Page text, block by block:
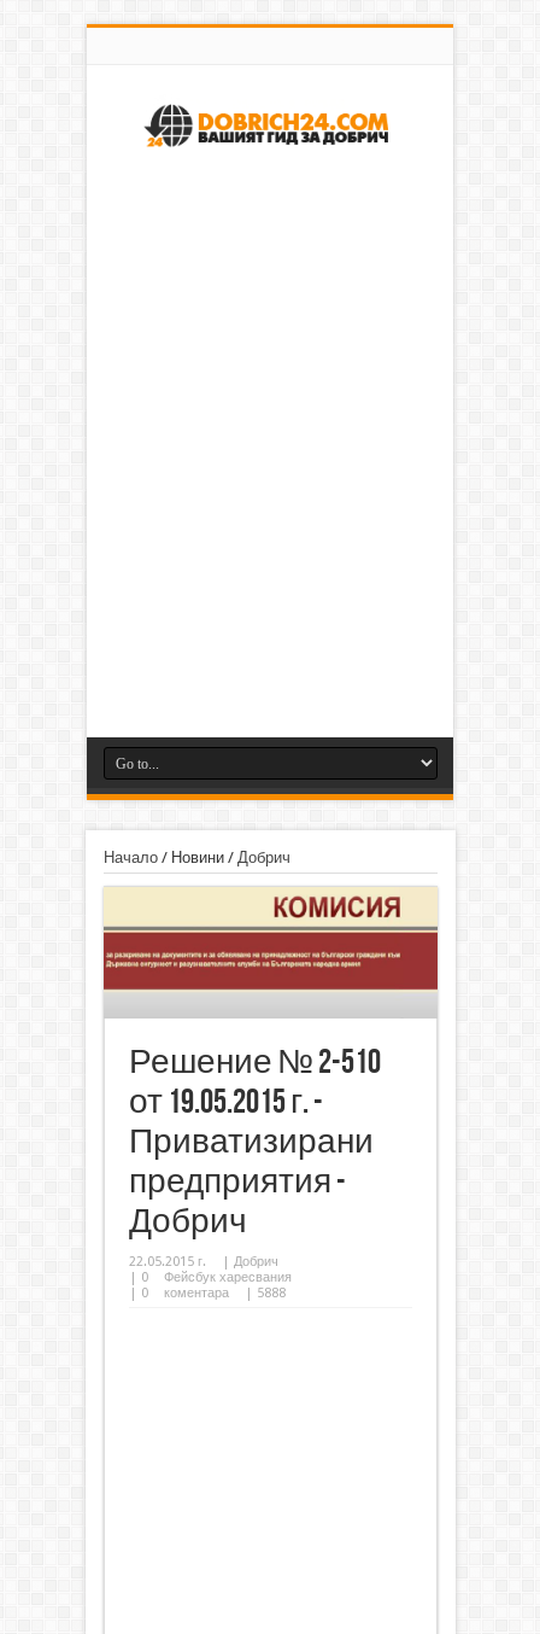
Начало/ Новини/ Добрич
Решение № 2-510
от 19.05.2015 г. -
Приватизирани
предприятия -
Добрич
22.05.2015 г. | Добрич
| 0
Фейсбук харесвания
| 0 коментара | 5888